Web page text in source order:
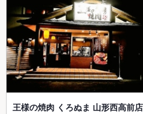
王様の焼肉 くろぬま 山形西高前店